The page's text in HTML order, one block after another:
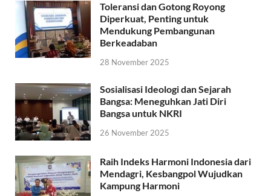
Toleransi dan Gotong Royong
Diperkuat, Penting untuk
Mendukung Pembangunan
Berkeadaban
28 November 2025
Sosialisasi Ideologi dan Sejarah
Bangsa: Meneguhkan Jati Diri
Bangsa untuk NKRI
26 November 2025
Raih Indeks Harmoni Indonesia dari
Mendagri, Kesbangpol Wujudkan
Kampung Harmoni